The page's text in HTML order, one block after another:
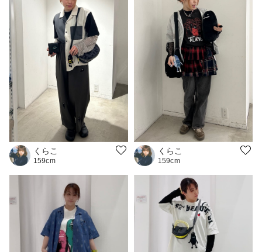
くらこ
159cm
くらこ
159cm